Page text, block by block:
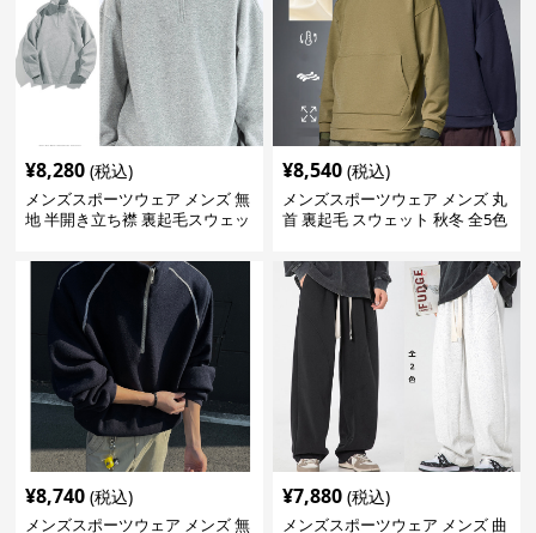
¥8,280 (税込)
メンズスポーツウェア メンズ 無
地 半開き立ち襟 裏起毛スウェッ
¥8,540 (税込)
メンズスポーツウェア メンズ 丸
首 裏起毛 スウェット 秋冬 全5色
¥8,740 (税込)
メンズスポーツウェア メンズ 無
¥7,880 (税込)
メンズスポーツウェア メンズ 曲